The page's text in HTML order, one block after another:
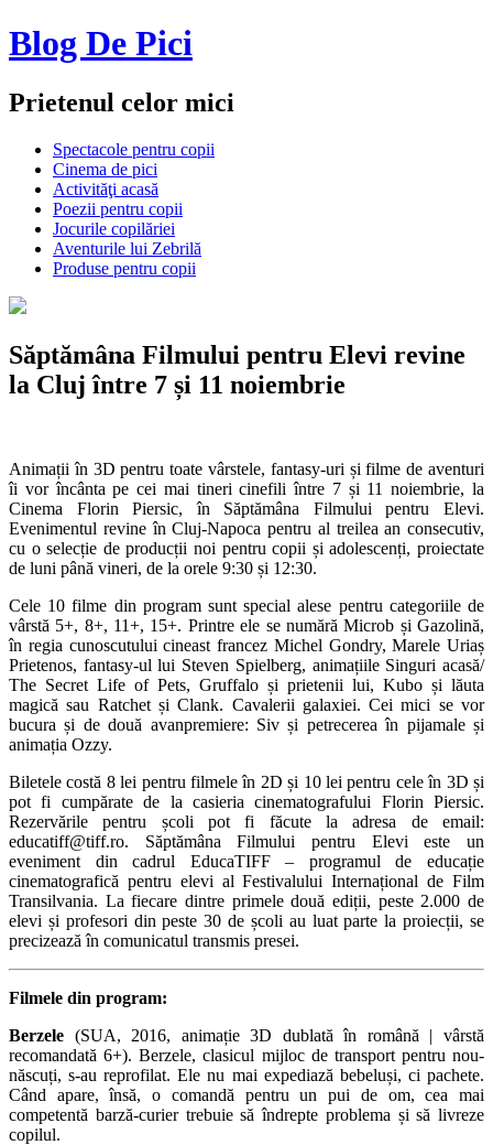
Blog De Pici
Prietenul celor mici
Spectacole pentru copii
Cinema de pici
Activităţi acasă
Poezii pentru copii
Jocurile copilăriei
Aventurile lui Zebrilă
Produse pentru copii
Săptămâna Filmului pentru Elevi revine
la Cluj între 7 și 11 noiembrie
Animații în 3D pentru toate vârstele, fantasy-uri și filme de aventuri
îi vor încânta pe cei mai tineri cinefili între 7 și 11 noiembrie, la
Cinema Florin Piersic, în Săptămâna Filmului pentru Elevi.
Evenimentul revine în Cluj-Napoca pentru al treilea an consecutiv,
cu o selecție de producții noi pentru copii și adolescenți, proiectate
de luni până vineri, de la orele 9:30 și 12:30.
Cele 10 filme din program sunt special alese pentru categoriile de
vârstă 5+, 8+, 11+, 15+. Printre ele se numără Microb și Gazolină,
în regia cunoscutului cineast francez Michel Gondry, Marele Uriaș
Prietenos, fantasy-ul lui Steven Spielberg, animațiile Singuri acasă/
The Secret Life of Pets, Gruffalo și prietenii lui, Kubo și lăuta
magică sau Ratchet și Clank. Cavalerii galaxiei. Cei mici se vor
bucura și de două avanpremiere: Siv și petrecerea în pijamale și
animația Ozzy.
Biletele costă 8 lei pentru filmele în 2D și 10 lei pentru cele în 3D și
pot fi cumpărate de la casieria cinematografului Florin Piersic.
Rezervările pentru școli pot fi făcute la adresa de email:
educatiff@tiff.ro. Săptămâna Filmului pentru Elevi este un
eveniment din cadrul EducaTIFF – programul de educație
cinematografică pentru elevi al Festivalului Internațional de Film
Transilvania. La fiecare dintre primele două ediții, peste 2.000 de
elevi și profesori din peste 30 de școli au luat parte la proiecții, se
precizează în comunicatul transmis presei.
Filmele din program:
Berzele (SUA, 2016, animație 3D dublată în română | vârstă
recomandată 6+). Berzele, clasicul mijloc de transport pentru nou-
născuți, s-au reprofilat. Ele nu mai expediază bebeluși, ci pachete.
Când apare, însă, o comandă pentru un pui de om, cea mai
competentă barză-curier trebuie să îndrepte problema și să livreze
copilul.